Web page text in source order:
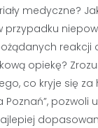
medyczne?
przypadku
reakcji
opiekę?
co kryje się za
pozwoli